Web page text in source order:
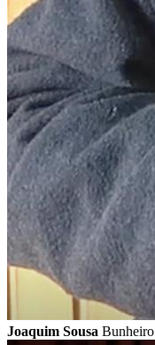
Joaquim Sousa Bunheiro